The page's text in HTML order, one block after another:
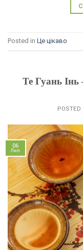
Posted in Це цікаво
Те Гуань
POSTED
06
Лип